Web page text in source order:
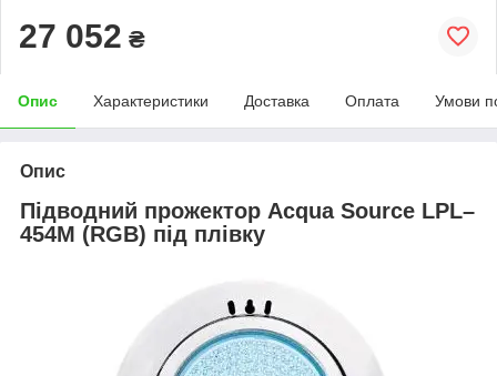
27 052 ₴
Опис Характеристики Доставка Оплата Умови
Опис
Підводний прожектор Acqua Source LPL–
454M (RGB) під плівку